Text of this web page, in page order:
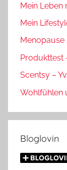
Mein Leben
Mein
Produkttest
Scentsy –
Wohlfühlen
Bloglovin